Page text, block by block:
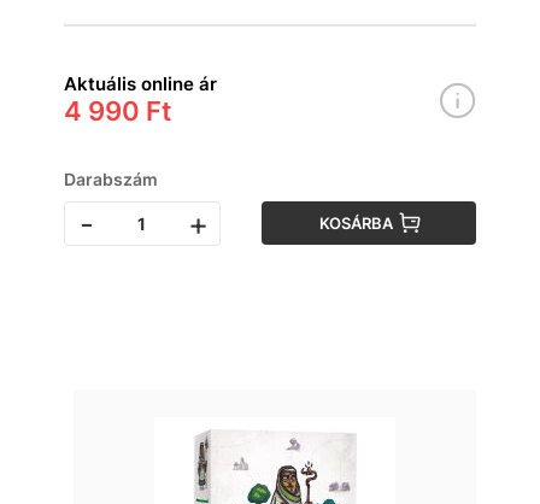
Aktuális online ár
4 990 Ft
Darabszám
- + KOSÁRBA